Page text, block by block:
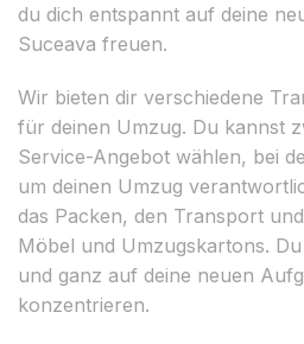
du dich entspannt auf deine
Suceava freuen.
Wir bieten dir verschiedene
für deinen Umzug. Du kannst
Service-Angebot wählen, bei
um deinen Umzug
das Packen, den Transport
Möbel und Umzugskartons.
und ganz auf deine neuen
konzentrieren.